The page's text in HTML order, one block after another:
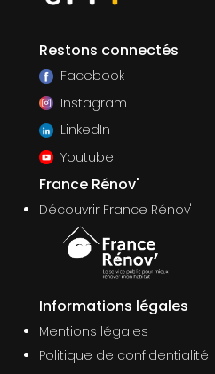
Restons connectés
Facebook
Instagram
LinkedIn
Youtube
France Rénov'
Découvrir France Rénov'
Informations légales
Mentions légales
Politique de confidentialité